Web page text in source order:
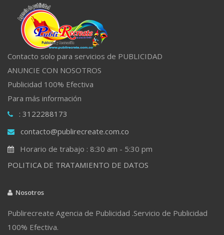
Contacto solo para servicios de PUBLICIDAD
ANUNCIE CON NOSOTROS
Publicidad 100% Efectiva
Para más información
: 3122288173
contacto@publirecreate.com.co
Horario de trabajo : 8:30 am - 5:30 pm
POLITICA DE TRATAMIENTO DE DATOS
Nosotros
Publirecreate Agencia de Publicidad .Servicio de Publicidad
100% Efectiva.